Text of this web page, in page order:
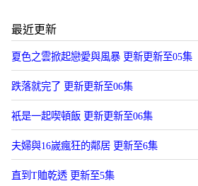
最近更新
夏色之雲掀起戀愛與風暴 更新更新至05集
跌落就完了 更新更新至06集
衹是一起喫頓飯 更新更新至06集
夫婦與16嵗瘋狂的鄰居 更新至6集
直到T賉乾透 更新至5集